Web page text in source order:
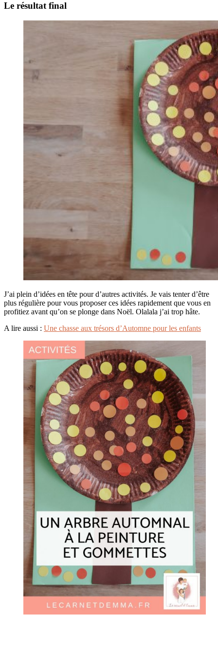
Le résultat final
J’ai plein d’idées en tête pour d’autres activités. Je vais tenter d’être
plus régulière pour vous proposer ces idées rapidement que vous en
profitiez avant qu’on se plonge dans Noël. Olalala j’ai trop hâte.
A lire aussi : Une chasse aux trésors d’Automne pour les enfants